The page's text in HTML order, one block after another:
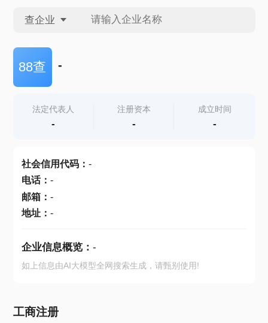
查企业
查企业
查产地
88查 -
法定代表人
-
注册资本
-
成立时间
-
社会信用代码： -
电话： -
邮箱： -
地址： -
企业信息概览： -
如上信息由AI大模型全网搜索生成，请甄别使用!
工商注册